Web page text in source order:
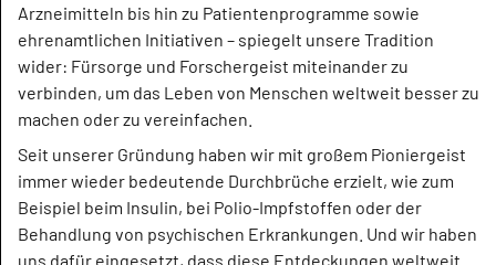
Arzneimitteln bis hin zu Patientenprogramme sowie
ehrenamtlichen Initiativen – spiegelt unsere Tradition
wider: Fürsorge und Forschergeist miteinander zu
verbinden, um das Leben von Menschen weltweit besser zu
machen oder zu vereinfachen.
Seit unserer Gründung haben wir mit großem Pioniergeist
immer wieder bedeutende Durchbrüche erzielt, wie zum
Beispiel beim Insulin, bei Polio-Impfstoffen oder der
Behandlung von psychischen Erkrankungen. Und wir haben
uns dafür eingesetzt, dass diese Entdeckungen weltweit